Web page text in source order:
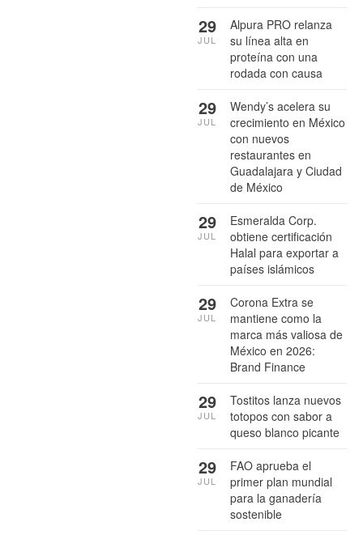
Alpura PRO relanza
su línea alta en
proteína con una
rodada con causa
29
JUL
Wendy’s acelera su
crecimiento en México
con nuevos
restaurantes en
Guadalajara y Ciudad
de México
29
JUL
Esmeralda Corp.
obtiene certificación
Halal para exportar a
países islámicos
29
JUL
Corona Extra se
mantiene como la
marca más valiosa de
México en 2026:
Brand Finance
29
JUL
Tostitos lanza nuevos
totopos con sabor a
queso blanco picante
29
JUL
FAO aprueba el
primer plan mundial
para la ganadería
sostenible
29
JUL